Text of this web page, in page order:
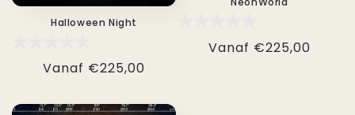
Halloween Night
Normale
Vanaf €225,00
Normale
Vanaf €225,00